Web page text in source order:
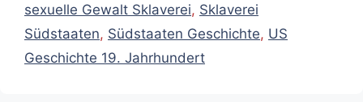
sexuelle Gewalt Sklaverei, Sklaverei
Südstaaten, Südstaaten Geschichte, US
Geschichte 19. Jahrhundert